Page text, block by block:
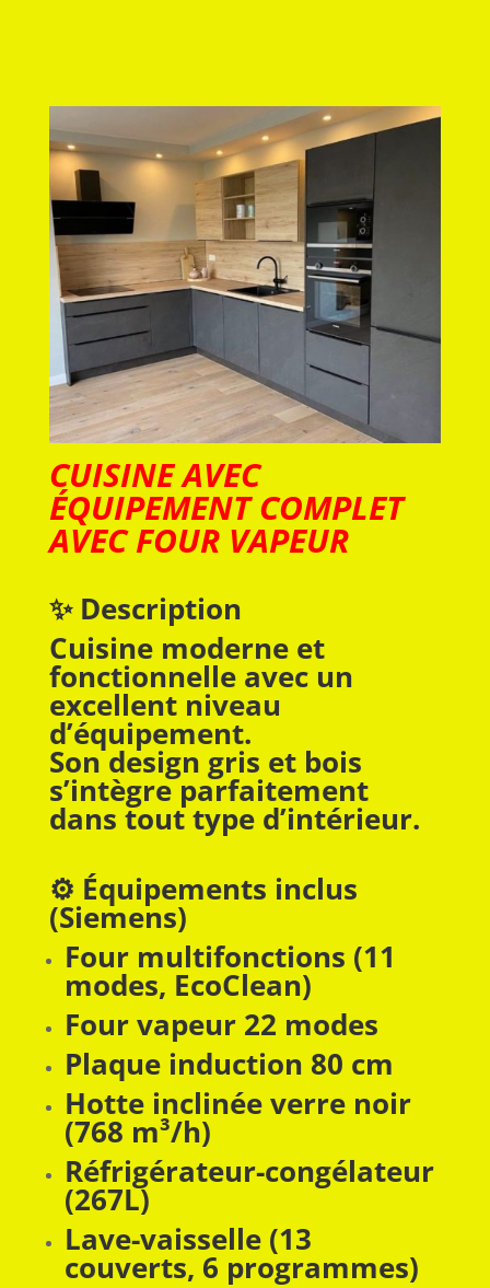
CUISINE AVEC
ÉQUIPEMENT COMPLET
AVEC FOUR VAPEUR
✨ Description
Cuisine moderne et
fonctionnelle avec un
excellent niveau
d’équipement.
Son design gris et bois
s’intègre parfaitement
dans tout type d’intérieur.
⚙️ Équipements inclus
(Siemens)
Four multifonctions (11
modes, EcoClean)
Four vapeur 22 modes
Plaque induction 80 cm
Hotte inclinée verre noir
(768 m³/h)
Réfrigérateur-congélateur
(267L)
Lave-vaisselle (13
couverts, 6 programmes)